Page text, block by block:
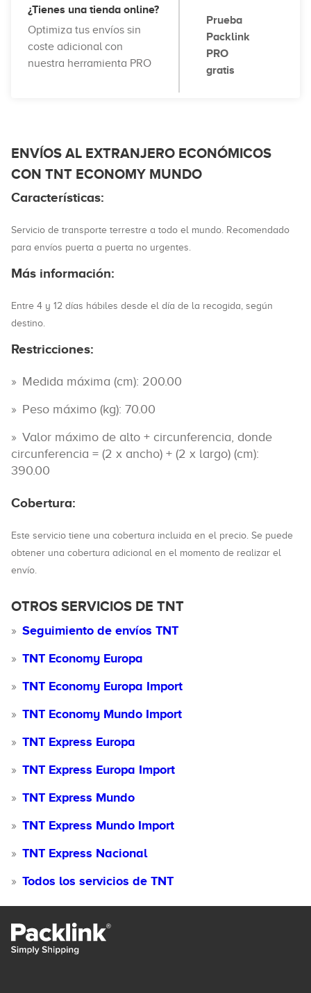
¿Tienes una tienda online?
Optimiza tus envíos sin
coste adicional con
nuestra herramienta PRO
Prueba
Packlink
PRO
gratis
ENVÍOS AL EXTRANJERO ECONÓMICOS
CON TNT ECONOMY MUNDO
Características:
Servicio de transporte terrestre a todo el mundo. Recomendado
para envíos puerta a puerta no urgentes.
Más información:
Entre 4 y 12 días hábiles desde el día de la recogida, según
destino.
Restricciones:
Medida máxima (cm): 200.00
Peso máximo (kg): 70.00
Valor máximo de alto + circunferencia, donde
circunferencia = (2 x ancho) + (2 x largo) (cm):
390.00
Cobertura:
Este servicio tiene una cobertura incluida en el precio. Se puede
obtener una cobertura adicional en el momento de realizar el
envío.
OTROS SERVICIOS DE TNT
Seguimiento de envíos TNT
TNT Economy Europa
TNT Economy Europa Import
TNT Economy Mundo Import
TNT Express Europa
TNT Express Europa Import
TNT Express Mundo
TNT Express Mundo Import
TNT Express Nacional
Todos los servicios de TNT